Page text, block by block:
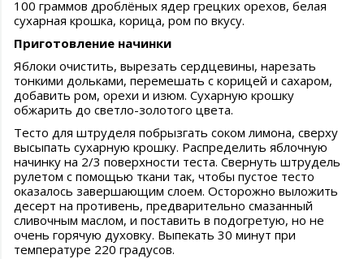
100 граммов дроблёных ядер грецких орехов, белая
сухарная крошка, корица, ром по вкусу.
Приготовление начинки
Яблоки очистить, вырезать сердцевины, нарезать
тонкими дольками, перемешать с корицей и сахаром,
добавить ром, орехи и изюм. Сухарную крошку
обжарить до светло-золотого цвета.
Тесто для штруделя побрызгать соком лимона, сверху
высыпать сухарную крошку. Распределить яблочную
начинку на 2/3 поверхности теста. Свернуть штрудель
рулетом с помощью ткани так, чтобы пустое тесто
оказалось завершающим слоем. Осторожно выложить
десерт на противень, предварительно смазанный
сливочным маслом, и поставить в подогретую, но не
очень горячую духовку. Выпекать 30 минут при
температуре 220 градусов.